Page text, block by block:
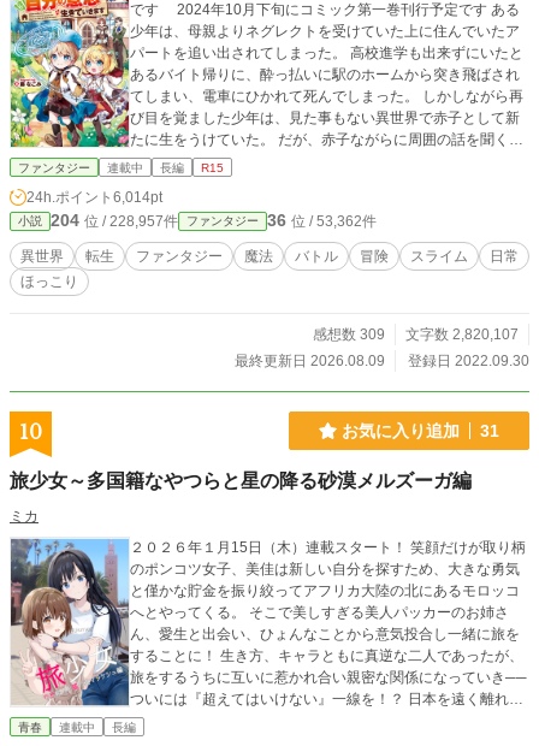
です 2024年10月下旬にコミック第一巻刊行予定です ある
少年は、母親よりネグレクトを受けていた上に住んでいたア
パートを追い出されてしまった。 高校進学も出来ずにいたと
あるバイト帰りに、酔っ払いに駅のホームから突き飛ばされ
てしまい、電車にひかれて死んでしまった。 しかしながら再
び目を覚ました少年は、見た事もない異世界で赤子として新
たに生をうけていた。 だが、赤子ながらに周囲の話を聞く内
に、この世界の自分も幼い内に追い出されてしまう事に気づ
こられ、一緒に部屋で育てられる事に。 幼女の事を妹として
接しながら、この子も一緒に追い出されてしまうことが分か
った。 幼い二人で来たる追い出される日に備えます。 基本は
お兄ちゃんと妹ちゃんを中心としたストーリーです カクヨム
今度は自分の意志で生きていきたいと思います」→「転生し
ても実家を追い出されたので、今度は自分の意志で生きてい
ポリス様より、9月19日に出荷されます 呱々唄七つ先生の素
晴らしいイラストとなっております 2024/3/21 アルファポリ
タートしました 2024/8/12 アルファポリス様から第三巻が八
ファンタジー 連載中 長編 R15
24h.ポイント 6,014pt
小説 204 位 / 228,957件 ファンタジー 36 位 / 53,362件
異世界 転生 ファンタジー 魔法 バトル 冒険 スライム
日常
ほっこり
感想数 309
文字数 2,820,107
最終更新日 2026.08.09
登録日 2022.09.30
10 お気に入り追加 31
旅少女～多国籍なやつらと星の降る砂漠メルズーガ編
ミカ
２０２６年１月15日（木）連載スタート！ 笑顔だけが取り柄
のポンコツ女子、美佳は新しい自分を探すため、大きな勇気
と僅かな貯金を振り絞ってアフリカ大陸の北にあるモロッコ
へとやってくる。 そこで美しすぎる美人パッカーのお姉さ
ん、愛生と出会い、ひょんなことから意気投合し一緒に旅を
することに！ 生き方、キャラともに真逆な二人であったが、
旅をするうちに互いに惹かれ合い親密な関係になっていき──
ついには『超えてはいけない』一線を！？ 日本を遠く離れた
異国の地、モロッコで展開される青春ガールズラブコメデ
青春 連載中 長編